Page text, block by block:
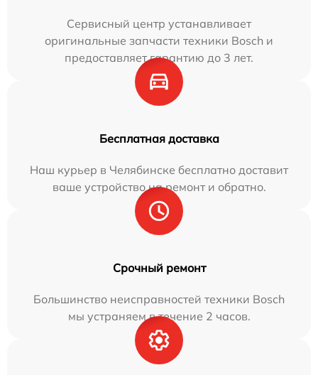
Сервисный центр устанавливает
оригинальные запчасти техники Bosch и
предоставляет гарантию до 3 лет.
Бесплатная доставка
Наш курьер в Челябинске бесплатно доставит
ваше устройство на ремонт и обратно.
Срочный ремонт
Большинство неисправностей техники Bosch
мы устраняем в течение 2 часов.